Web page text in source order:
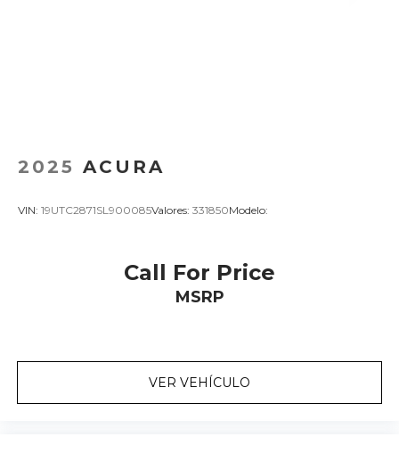
2025 ACURA
VIN: 19UTC2871SL900085Valores: 331850Modelo:
Call For Price
MSRP
VER VEHÍCULO